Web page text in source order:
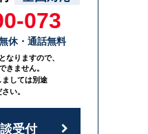
073
休・通話無料
なりますので、
きません。
しては別途
い。
受付